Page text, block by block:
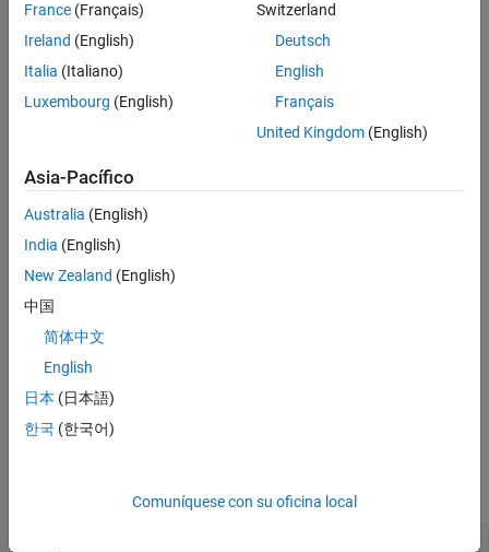
Parámetros de cadena de consulta
No hay parámetros disponibles para esta solicitud.
Respuesta
Código de estado HTTP
200 OK
Cuerpo
Ejemplo JSON
Error
Para obtener la lista completa, consulte
France (Français)
Ireland (English)
Italia (Italiano)
Luxembourg (English)
Switzerland
Deutsch
English
Français
United Kingdom(English)
Asia-Pacífico
Australia (English)
India (English)
New Zealand (English)
中国
简体中文
English
日本 (日本語)
한국 (한국어)
Comuníquese con su oficina local